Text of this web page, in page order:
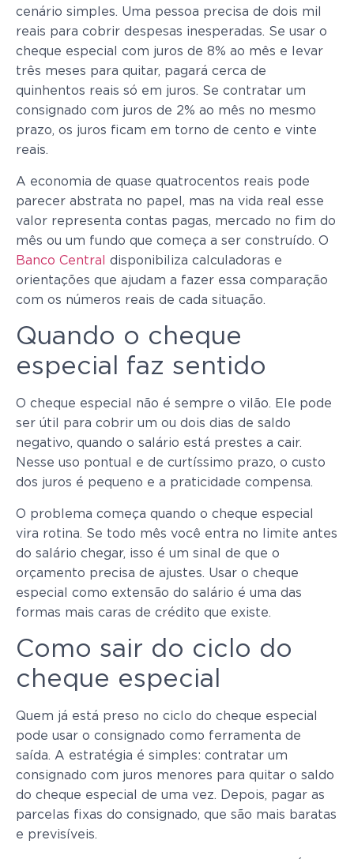
cenário simples. Uma pessoa precisa de dois mil
reais para cobrir despesas inesperadas. Se usar o
cheque especial com juros de 8% ao mês e levar
três meses para quitar, pagará cerca de
quinhentos reais só em juros. Se contratar um
consignado com juros de 2% ao mês no mesmo
prazo, os juros ficam em torno de cento e vinte
reais.
A economia de quase quatrocentos reais pode
parecer abstrata no papel, mas na vida real esse
valor representa contas pagas, mercado no fim do
mês ou um fundo que começa a ser construído. O
Banco Central
disponibiliza calculadoras e
orientações que ajudam a fazer essa comparação
com os números reais de cada situação.
Quando o cheque
especial faz sentido
O cheque especial não é sempre o vilão. Ele pode
ser útil para cobrir um ou dois dias de saldo
negativo, quando o salário está prestes a cair.
Nesse uso pontual e de curtíssimo prazo, o custo
dos juros é pequeno e a praticidade compensa.
O problema começa quando o cheque especial
vira rotina. Se todo mês você entra no limite antes
do salário chegar, isso é um sinal de que o
orçamento precisa de ajustes. Usar o cheque
especial como extensão do salário é uma das
formas mais caras de crédito que existe.
Como sair do ciclo do
cheque especial
Quem já está preso no ciclo do cheque especial
pode usar o consignado como ferramenta de
saída. A estratégia é simples: contratar um
consignado com juros menores para quitar o saldo
do cheque especial de uma vez. Depois, pagar as
parcelas fixas do consignado, que são mais baratas
e previsíveis.